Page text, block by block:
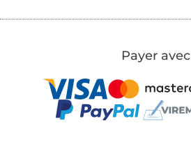
Payer avec